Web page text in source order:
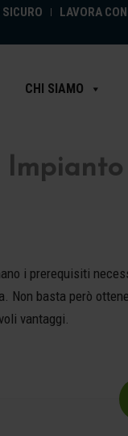
LAVORA
CHI SIAMO
Impianto
i prerequisiti
basta però
vantaggi.